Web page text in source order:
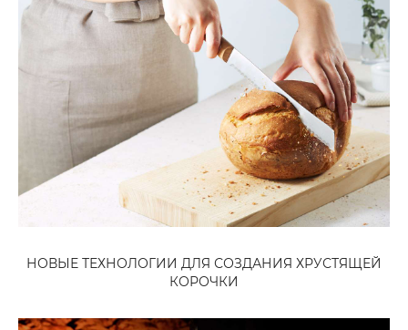
НОВЫЕ ТЕХНОЛОГИИ ДЛЯ СОЗДАНИЯ ХРУСТЯЩЕЙ
КОРОЧКИ